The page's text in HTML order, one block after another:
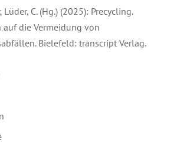
Lüder, C. (Hg.) (2025): Precycling.
auf die Vermeidung von
Bielefeld: transcript Verlag.